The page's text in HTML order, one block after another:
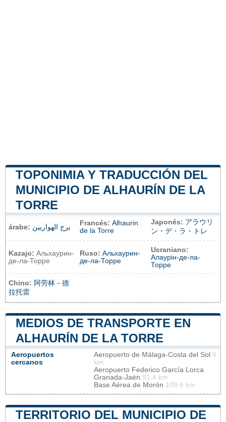
TOPONIMIA Y TRADUCCIÓN DEL
MUNICIPIO DE ALHAURÍN DE LA
TORRE
árabe: برج الهواريين
Francés: Alhaurin
de la Torre
Japonés: アラウリ
ン・デ・ラ・トレ
Kazajo: Альхаурин-
де-ла-Торре
Ruso: Альхаурин-
де-ла-Торре
Ucraniano:
Алаурін-де-ла-
Торре
Chino: 阿劳林－德
拉托雷
MEDIOS DE TRANSPORTE EN
ALHAURÍN DE LA TORRE
Aeropuertos
cercanos
Aeropuerto de Málaga-Costa del Sol 6
km
Aeropuerto Federico García Lorca
Granada-Jaén 91.4 km
Base Aérea de Morón 109.6 km
TERRITORIO DEL MUNICIPIO DE